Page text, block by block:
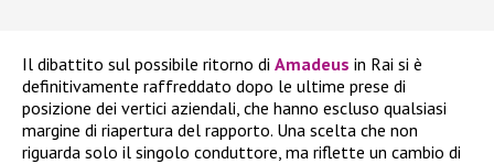
Il dibattito sul possibile ritorno di Amadeus in Rai si è
definitivamente raffreddato dopo le ultime prese di
posizione dei vertici aziendali, che hanno escluso qualsiasi
margine di riapertura del rapporto. Una scelta che non
riguarda solo il singolo conduttore, ma riflette un cambio di